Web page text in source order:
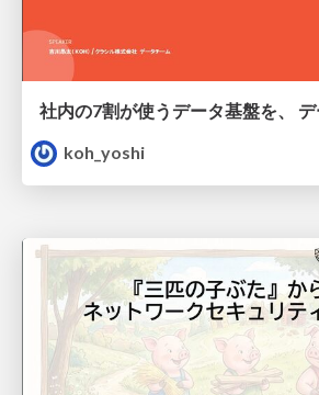
koh_yoshi